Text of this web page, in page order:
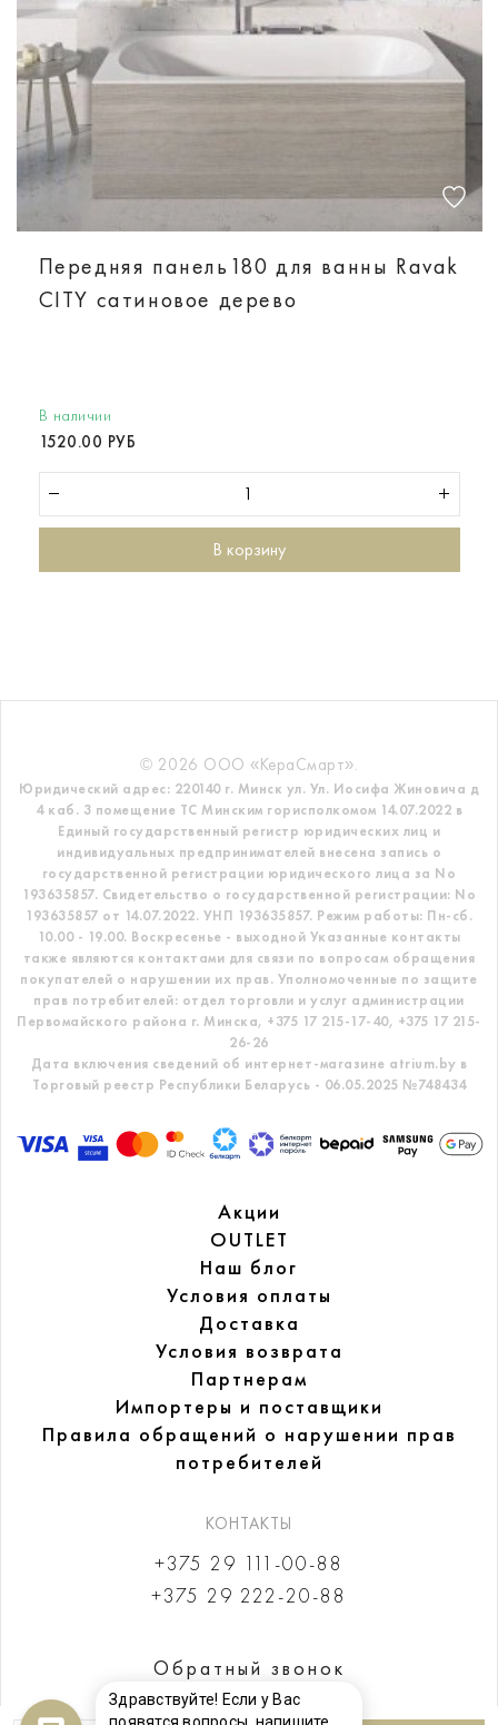
Передняя панель180 для ванны Ravak
CITY сатиновое дерево
В наличии
1520.00 РУБ
В корзину
© 2026 ООО «КераСмарт».
Юридический адрес: 220140 г. Минск ул. Ул. Иосифа Жиновича д
4 каб. 3 помещение ТС Минским горисполкомом 14.07.2022 в
Единый государственный регистр юридических лиц и
индивидуальных предпринимателей внесена запись о
государственной регистрации юридического лица за No
193635857. Свидетельство о государственной регистрации: No
193635857 от 14.07.2022. УНП 193635857. Режим работы: Пн-сб.
10.00 - 19.00. Воскресенье - выходной Указанные контакты
также являются контактами для связи по вопросам обращения
покупателей о нарушении их прав. Уполномоченные по защите
прав потребителей: отдел торговли и услуг администрации
Первомайского района г. Минска, +375 17 215-17-40, +375 17 215-
26-26
Дата включения сведений об интернет-магазине atrium.by в
Торговый реестр Республики Беларусь - 06.05.2025 №748434
Акции
OUTLET
Наш блог
Условия оплаты
Доставка
Условия возврата
Партнерам
Импортеры и поставщики
Правила обращений о нарушении прав
потребителей
КОНТАКТЫ
+375 29 111-00-88
+375 29 222-20-88
Обратный звонок
Здравствуйте! Если у Вас